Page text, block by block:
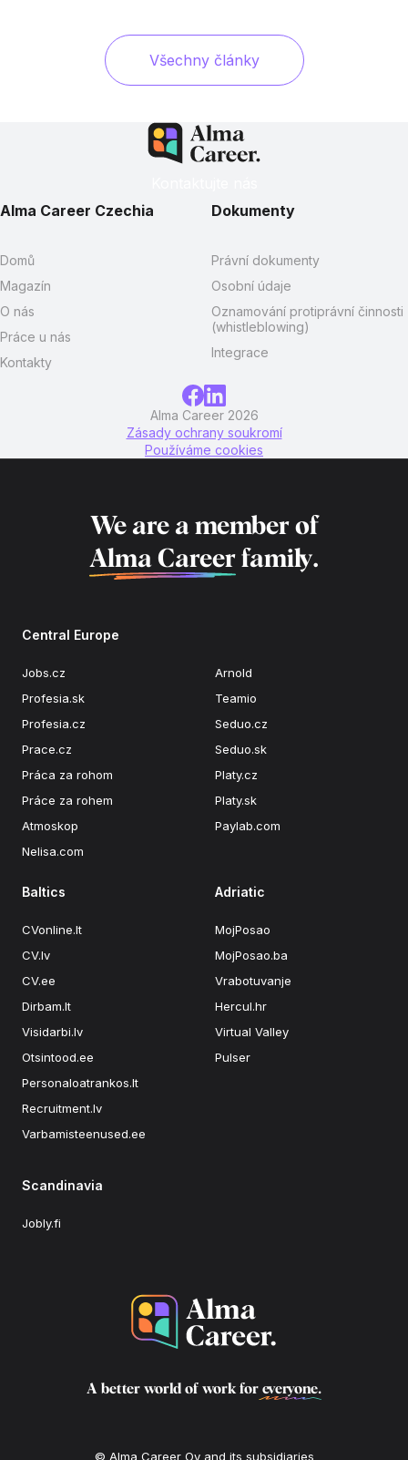
Všechny články
Alma Career Czechia
Domů
Magazín
O nás
Práce u nás
Kontakty
Dokumenty
Právní dokumenty
Osobní údaje
Oznamování protiprávní činnosti
(whistleblowing)
Integrace
Alma Career 2026
Zásady ochrany soukromí
Používáme cookies
We are a member of
Alma Career family.
Central Europe
Jobs.cz
Profesia.sk
Profesia.cz
Prace.cz
Práca za rohom
Práce za rohem
Atmoskop
Nelisa.com
Arnold
Teamio
Seduo.cz
Seduo.sk
Platy.cz
Platy.sk
Paylab.com
Baltics
CVonline.lt
CV.lv
CV.ee
Dirbam.lt
Visidarbi.lv
Otsintood.ee
Personaloatrankos.lt
Recruitment.lv
Varbamisteenused.ee
Adriatic
MojPosao
MojPosao.ba
Vrabotuvanje
Hercul.hr
Virtual Valley
Pulser
Scandinavia
Jobly.fi
A better world of work for everyone.
© Alma Career Oy and its subsidiaries